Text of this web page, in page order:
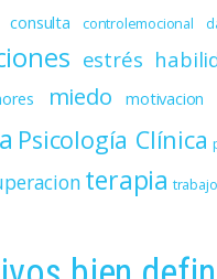
consulta controlemocional
estrés
miedo motivacion
Psicología Clínica
terapia trabajo